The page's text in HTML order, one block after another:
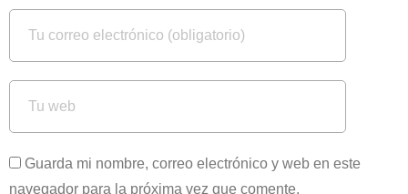
Guarda mi nombre, correo electrónico y web en este
navegador para la próxima vez que comente.